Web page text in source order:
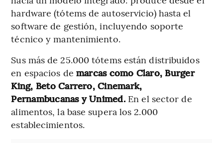
hardware (tótems de autoservicio) hasta el
software de gestión, incluyendo soporte
técnico y mantenimiento.
Sus más de 25.000 tótems están distribuidos
en espacios de marcas como Claro, Burger
King, Beto Carrero, Cinemark,
Pernambucanas y Unimed. En el sector de
alimentos, la base supera los 2.000
establecimientos.